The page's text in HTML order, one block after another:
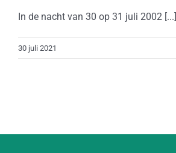
In de nacht van 30 op 31 juli 2002 [...]
30 juli 2021